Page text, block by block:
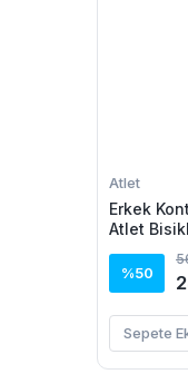
Atlet
Erkek
Atlet
%50
Sepete